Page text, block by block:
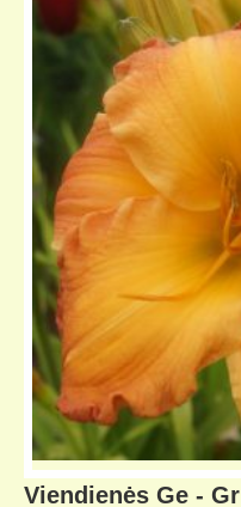
Viendienės Ge - Gr